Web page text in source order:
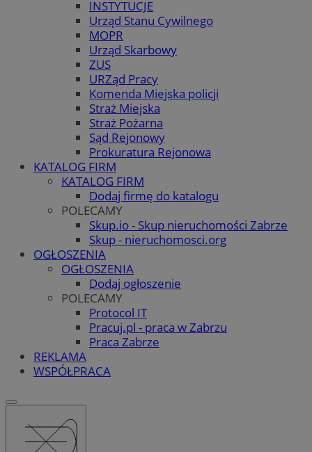
INSTYTUCJE
Urząd Stanu Cywilnego
MOPR
Urząd Skarbowy
ZUS
URZąd Pracy
Komenda Miejska policji
Straż Miejska
Straż Pożarna
Sąd Rejonowy
Prokuratura Rejonowa
KATALOG FIRM
KATALOG FIRM
Dodaj firmę do katalogu
POLECAMY
Skup.io - Skup nieruchomości Zabrze
Skup - nieruchomosci.org
OGŁOSZENIA
OGŁOSZENIA
Dodaj ogłoszenie
POLECAMY
Protocol IT
Pracuj.pl - praca w Zabrzu
Praca Zabrze
REKLAMA
WSPÓŁPRACA